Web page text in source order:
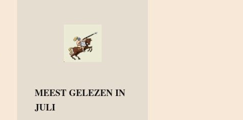
MEEST GELEZEN IN
JULI